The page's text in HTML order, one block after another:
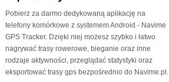
Pobierz za darmo dedykowaną aplikację na
telefony komórkowe z systemem Android - Navime
GPS Tracker. Dzięki niej możesz szybko i łatwo
nagrywać trasy rowerowe, bieganie oraz inne
rodzaje aktywności, przeglądać statystyki oraz
eksportować trasy gps bezpośrednio do Navime.pl.